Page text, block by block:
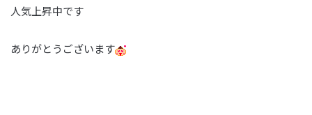
人気上昇中です
ありがとうございます